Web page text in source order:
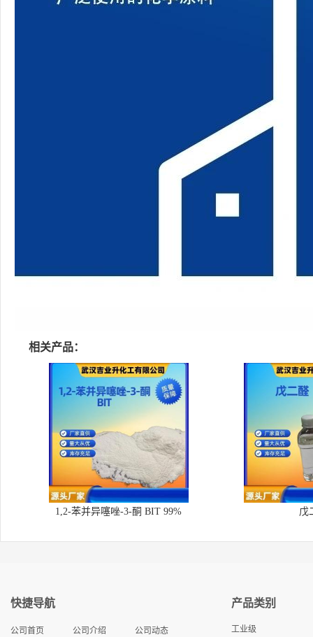
相关产品：
1,2-苯并异噻唑-3-酮 BIT 99% 戊
快捷导航
公司首页 公司介绍 公司动态
产品类别
工业级